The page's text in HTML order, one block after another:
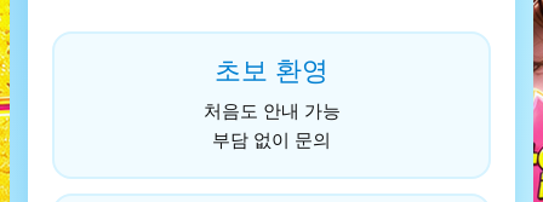
초보 환영
처음도 안내 가능
부담 없이 문의